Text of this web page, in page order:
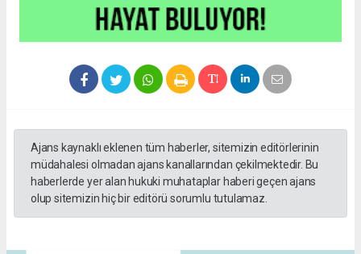
Ajans kaynaklı eklenen tüm haberler, sitemizin editörlerinin
müdahalesi olmadan ajans kanallarından çekilmektedir. Bu
haberlerde yer alan hukuki muhataplar haberi geçen ajans
olup sitemizin hiç bir editörü sorumlu tutulamaz.